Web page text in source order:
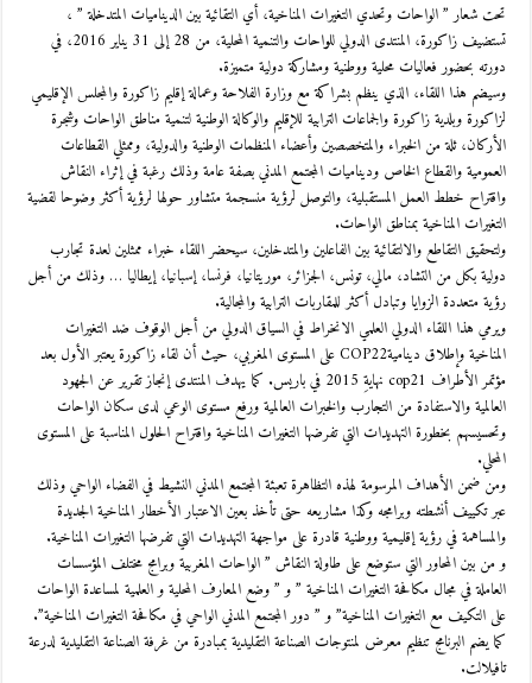
تحت شعار ” الواحات وتحدي التغيرات المناخية، أي التقائية بين الديناميات المتدخلة ” ،
تستضيف زاكورة، المنتدى الدولي للواحات والتنمية المحلية، من 28 إلى 31 يناير 2016، في
دورته بحضور فعاليات محلية ووطنية ومشاركة دولية متميزة.
وسيضم هذا اللقاء، الذي ينظم بشراكة مع وزارة الفلاحة وعمالة إقليم زاكورة والمجلس الإقليمي
لزاكورة وبلدية زاكورة والجماعات الترابية للإقليم والوكالة الوطنية لتنمية مناطق الواحات وشجرة
الأركان، ثلة من الخبراء والمتخصصين وأعضاء المنظمات الوطنية والدولية، وممثلي القطاعات
العمومية والقطاع الخاص وديناميات المجتمع المدني بصفة عامة وذلك رغبة في إثراء النقاش
واقتراح خطط العمل المستقبلية، والتوصل لرؤية منسجمة متشاور حولها لرؤية أكثر وضوحا لقضية
التغيرات المناخية بمناطق الواحات.
ولتحقيق التقاطع والالتقائية بين الفاعلين والمتدخلين، سيحضر اللقاء خبراء ممثلين لعدة تجارب
دولية بكل من التشاد، مالي، تونس، الجزائر، موريتانيا، فرنسا، إسبانيا، إيطاليا … وذلك من أجل
رؤية متعددة الزوايا وتبادل أكثر للمقاربات الترابية والمجالية.
ويرمي هذا اللقاء الدولي العلمي الانخراط في السياق الدولي من أجل الوقوف ضد التغيرات
المناخية وإطلاق ديناميةCOP22 على المستوى المغربي، حيث أن لقاء زاكورة يعتبر الأول بعد
مؤتمر الأطراف cop21 نهايةِ 2015 في باريس. كما يهدف المنتدى إنجاز تقرير عن الجهود
العالمية والاستفادة من التجارب والخبرات العالمية ورفع مستوى الوعي لدى سكان الواحات
وتحسيسهم بخطورة التهديدات التي تفرضها التغيرات المناخية واقتراح الحلول المناسبة على المستوى
المحلي.
ومن ضمن الأهداف المرسومة لهذه التظاهرة تعبئة المجتمع المدني النشيط في الفضاء الواحي وذلك
عبر تكييف أنشطته وبرامجه وكذا مشاريعه حتى تأخذ بعين الاعتبار الأخطار المناخية الجديدة
والمساهمة في رؤية إقليمية ووطنية قادرة على مواجهة التهديدات التي تفرضها التغيرات المناخية.
و من بين المحاور التي ستوضع على طاولة النقاش ” الواحات المغربية وبرامج مختلف المؤسسات
العاملة في مجال مكافحة التغيرات المناخية ” و ” وضع المعارف المحلية و العلمية لمساعدة الواحات
على التكيف مع التغيرات المناخية” و ” دور المجتمع المدني الواحي في مكافحة التغيرات المناخية”.
كما يضم البرنامج تنظيم معرض لمنتوجات الصناعة التقليدية بمبادرة من غرفة الصناعة التقليدية لدرعة
تافيلالت.